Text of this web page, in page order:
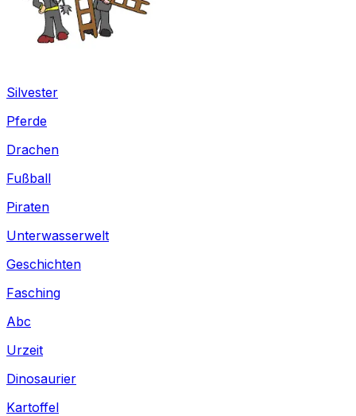
Silvester
Pferde
Drachen
Fußball
Piraten
Unterwasserwelt
Geschichten
Fasching
Abc
Urzeit
Dinosaurier
Kartoffel